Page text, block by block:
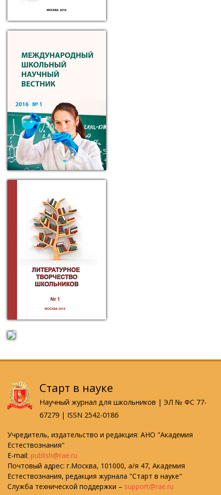
Старт в науке
Научный журнал для школьников | ЭЛ № ФС 77-
67279 | ISSN 2542-0186
Учредитель, издательство и редакция: АНО "Академия
Естествознания"
E-mail: publish@rae.ru
Почтовый адрес: г.Москва, 101000, а/я 47, Академия
Естествознания, редакция журнала "Старт в науке"
Служба технической поддержки – support@rae.ru